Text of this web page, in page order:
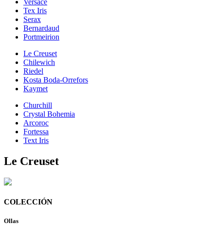
Tex Iris
Serax
Bernardaud
Portmeirion
Le Creuset
Chilewich
Riedel
Kosta Boda-Orrefors
Kaymet
Churchill
Crystal Bohemia
Arcoroc
Fortessa
Text Iris
Le Creuset
COLECCIÓN
Ollas